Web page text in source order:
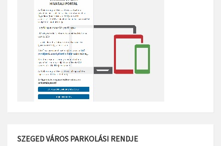
SZEGED VÁROS PARKOLÁSI RENDJE